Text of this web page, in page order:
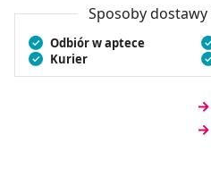
Sposoby
Odbiór w aptece
Kurier